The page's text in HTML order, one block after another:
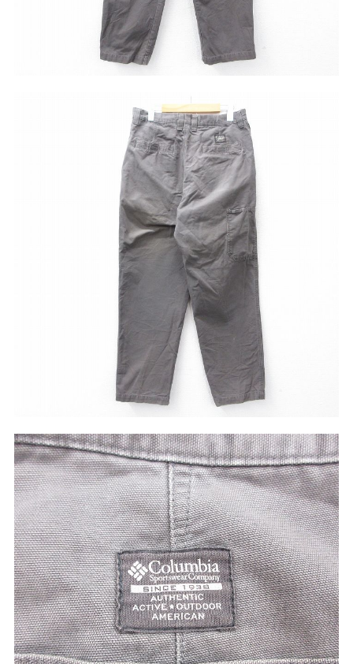
ジャケット スウェット
半袖シャツ
レディース
Search by Particularこだわりから探す
サイズから探す（メンズ）
S M L
XS S M L
XS S
Tシャツ XS S M L XL
パンツ
W30以下 W31,W32
W33,W34 W35,W36
W37以上
Search by Maniacマニアックから探す